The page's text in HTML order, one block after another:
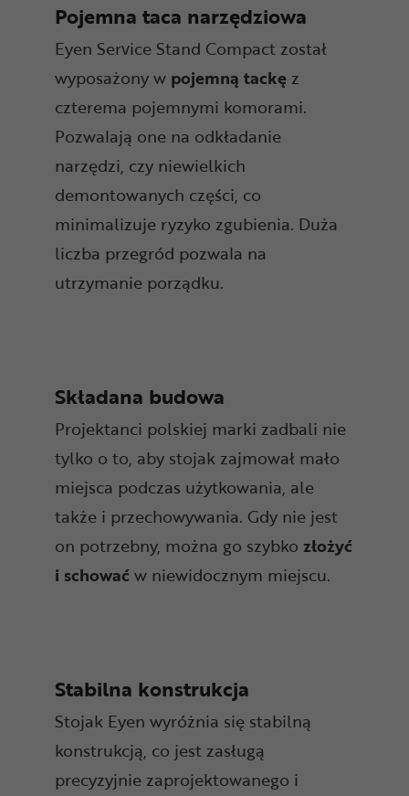
Pojemna taca narzędziowa
Eyen Service Stand Compact został
wyposażony w pojemną tackę z
czterema pojemnymi komorami.
Pozwalają one na odkładanie
narzędzi, czy niewielkich
demontowanych części, co
minimalizuje ryzyko zgubienia. Duża
liczba przegród pozwala na
utrzymanie porządku.
Składana budowa
Projektanci polskiej marki zadbali nie
tylko o to, aby stojak zajmował mało
miejsca podczas użytkowania, ale
także i przechowywania. Gdy nie jest
on potrzebny, można go szybko złożyć
i schowaćw niewidocznym miejscu.
Stabilna konstrukcja
Stojak Eyen wyróżnia się stabilną
konstrukcją, co jest zasługą
precyzyjnie zaprojektowanego i